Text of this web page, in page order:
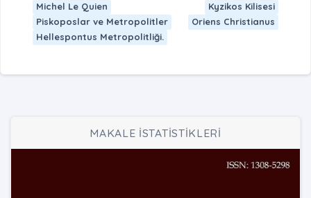
Michel Le Quien
Kyzikos Kilisesi
Piskoposlar ve Metropolitler
Oriens Christianus
Hellespontus Metropolitliği.
MAKALE İSTATİSTİKLERİ